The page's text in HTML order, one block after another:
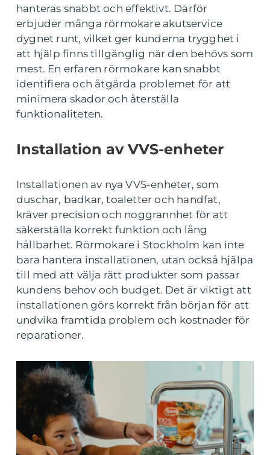
hanteras snabbt och effektivt. Därför
erbjuder många rörmokare akutservice
dygnet runt, vilket ger kunderna trygghet i
att hjälp finns tillgänglig när den behövs som
mest. En erfaren rörmokare kan snabbt
identifiera och åtgärda problemet för att
minimera skador och återställa
funktionaliteten.
Installation av VVS-enheter
Installationen av nya VVS-enheter, som
duschar, badkar, toaletter och handfat,
kräver precision och noggrannhet för att
säkerställa korrekt funktion och lång
hållbarhet. Rörmokare i Stockholm kan inte
bara hantera installationen, utan också hjälpa
till med att välja rätt produkter som passar
kundens behov och budget. Det är viktigt att
installationen görs korrekt från början för att
undvika framtida problem och kostnader för
reparationer.